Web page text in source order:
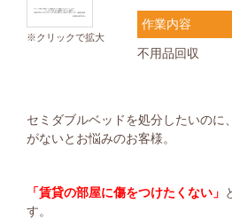
※クリックで拡大
作業内容
不用品回収
セミダブルベッドを処分したいのに
がないとお悩みのお客様。
「賃貸の部屋に傷をつけたくない」
す。